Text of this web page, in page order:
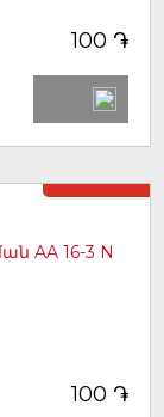
100 ֏
AA 16-3 N
100 ֏